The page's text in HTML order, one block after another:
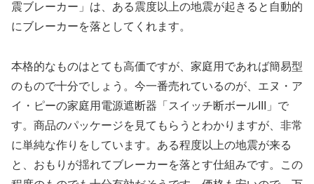
震ブレーカー」は、ある震度以上の地震が起きると自動的
にブレーカーを落としてくれます。
本格的なものはとても高価ですが、家庭用であれば簡易型
のもので十分でしょう。今一番売れているのが、エヌ・ア
イ・ピーの家庭用電源遮断器「スイッチ断ボールIII」で
す。商品のパッケージを見てもらうとわかりますが、非常
に単純な作りをしています。ある程度以上の地震が来る
と、おもりが揺れてブレーカーを落とす仕組みです。この